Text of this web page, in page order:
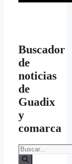
Buscador
de
noticias
de
Guadix
y
comarca
Buscar: